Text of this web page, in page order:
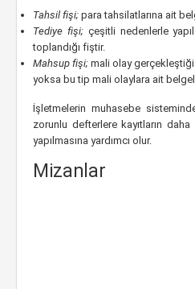
Tahsil fişi; para tahsilatlarına ait
Tediye fişi; çeşitli nedenlerle
toplandığı fiştir.
Mahsup fişi;mali olay
yoksa bu tip mali olaylara ait
İşletmelerin muhasebe
zorunlu defterlere kayıtların
yapılmasına yardımcı olur.
Mizanlar